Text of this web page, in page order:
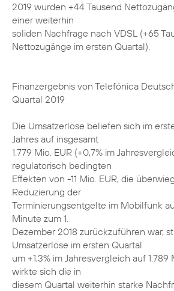
2019 wurden +44 Tausend
einer weiterhin
soliden Nachfrage nach VDSL (+65
Nettozugänge im ersten Quartal).
Finanzergebnis von Telefónica
Quartal 2019
Die Umsatzerlöse beliefen sich im
Jahres auf insgesamt
1.779 Mio. EUR (+0,7% im
regulatorisch bedingten
Effekten von -11 Mio. EUR, die
Reduzierung der
Terminierungsentgelte im Mobilfunk
Minute zum 1.
Dezember 2018 zurückzuführen war,
Umsatzerlöse im ersten Quartal
um +1,3% im Jahresvergleich auf 1.789
wirkte sich die in
diesem Quartal weiterhin starke